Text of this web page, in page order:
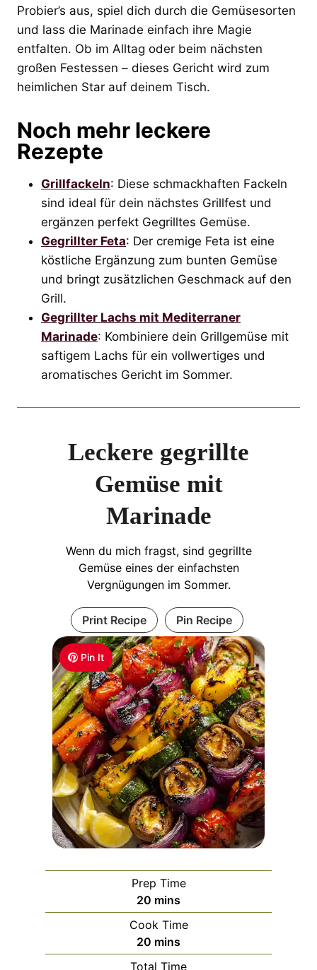
Probier’s aus, spiel dich durch die Gemüsesorten
und lass die Marinade einfach ihre Magie
entfalten. Ob im Alltag oder beim nächsten
großen Festessen – dieses Gericht wird zum
heimlichen Star auf deinem Tisch.
Noch mehr leckere
Rezepte
Grillfackeln: Diese schmackhaften Fackeln
sind ideal für dein nächstes Grillfest und
ergänzen perfekt Gegrilltes Gemüse.
Gegrillter Feta: Der cremige Feta ist eine
köstliche Ergänzung zum bunten Gemüse
und bringt zusätzlichen Geschmack auf den
Grill.
Gegrillter Lachs mit Mediterraner
Marinade: Kombiniere dein Grillgemüse mit
saftigem Lachs für ein vollwertiges und
aromatisches Gericht im Sommer.
Pin It
Leckere gegrillte
Gemüse mit
Marinade
Wenn du mich fragst, sind gegrillte
Gemüse eines der einfachsten
Vergnügungen im Sommer.
Print Recipe Pin Recipe
Prep Time
20 m
i
n
u
t
mins
Cook Time
20 m
i
mins
Total Time